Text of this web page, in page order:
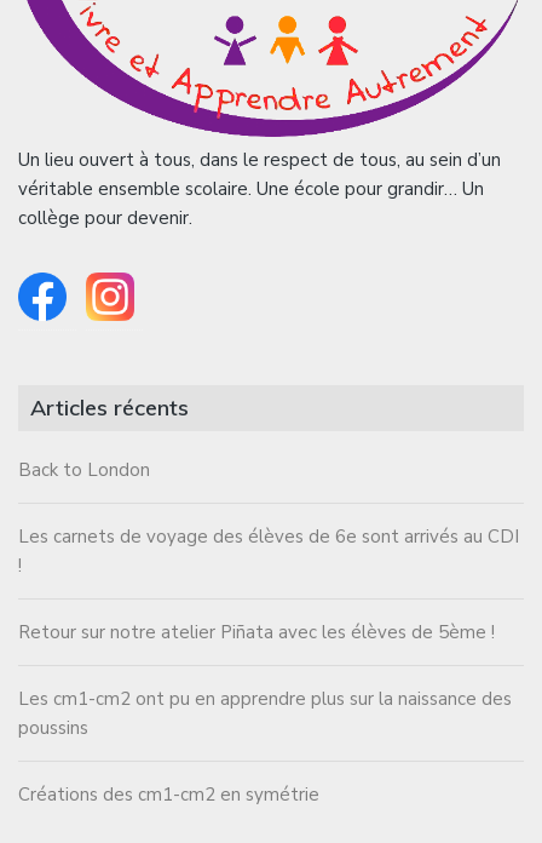
Un lieu ouvert à tous, dans le respect de tous, au sein d’un
véritable ensemble scolaire. Une école pour grandir… Un
collège pour devenir.
Articles récents
Back to London
Les carnets de voyage des élèves de 6e sont arrivés au CDI
!
Retour sur notre atelier Piñata avec les élèves de 5ème !
Les cm1-cm2 ont pu en apprendre plus sur la naissance des
poussins
Créations des cm1-cm2 en symétrie